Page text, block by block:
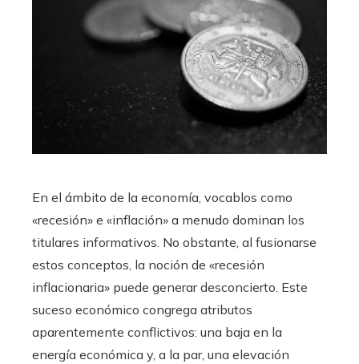
En el ámbito de la economía, vocablos como
«recesión» e «inflación» a menudo dominan los
titulares informativos. No obstante, al fusionarse
estos conceptos, la noción de «recesión
inflacionaria» puede generar desconcierto. Este
suceso económico congrega atributos
aparentemente conflictivos: una baja en la
energía económica y, a la par, una elevación